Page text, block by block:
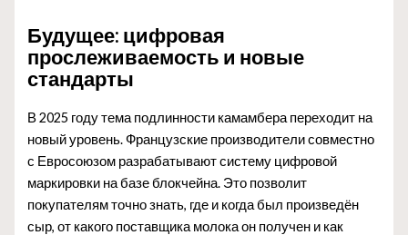
Будущее: цифровая
прослеживаемость и новые
стандарты
В 2025 году тема подлинности камамбера переходит на
новый уровень. Французские производители совместно
с Евросоюзом разрабатывают систему цифровой
маркировки на базе блокчейна. Это позволит
покупателям точно знать, где и когда был произведён
сыр, от какого поставщика молока он получен и как